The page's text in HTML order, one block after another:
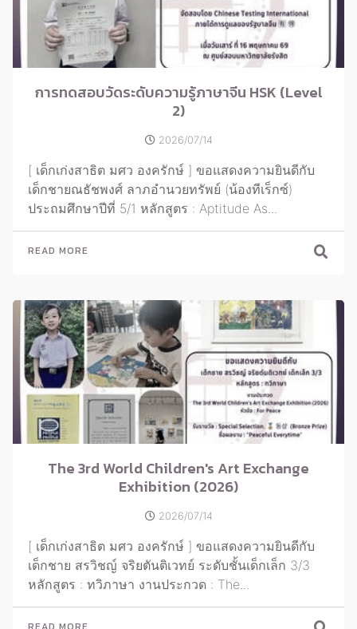
การทดสอบวัดระดับความรู้ภาษาจีน HSK (Level
2)
2026/07/14
[ เด็กเก่งสาธิต มศว องครักษ์ ] ขอแสดงความยินดีกับ
เด็กชายณธัชพงศ์ ลาภอำนวยทรัพย์ (น้องทีเร็กซ์)
ประถมศึกษาปีที่ 5/1 หลักสูตร : Aptitude As...
READ MORE
The 3rd World Children's Art Exchange
Exhibition (2026)
2026/07/14
[ เด็กเก่งสาธิต มศว องครักษ์ ] ขอแสดงความยินดีกับ
เด็กชาย สรวิชญ์ จริยตันติเวทย์ ระดับชั้นเด็กเล็ก 3/3
หลักสูตร : ทวิภาษา งานประกวด : The...